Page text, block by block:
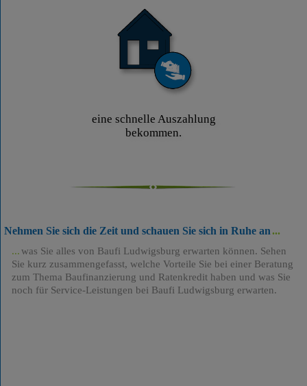
eine schnelle Auszahlung
bekommen.
Nehmen Sie sich die Zeit und schauen Sie sich in Ruhe an
was Sie alles von Baufi Ludwigsburg erwarten können. Sehen
Sie kurz zusammengefasst, welche Vorteile Sie bei einer Beratung
zum Thema Baufinanzierung und Ratenkredit haben und was Sie
noch für Service-Leistungen bei Baufi Ludwigsburg erwarten.